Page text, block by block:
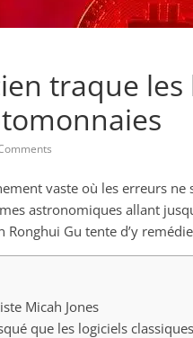
traque
vaste où les erreurs
astronomiques allant
Gu tente d’y
Micah Jones
que les logiciels